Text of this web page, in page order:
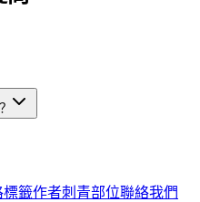
標籤作者刺青部位聯絡我們